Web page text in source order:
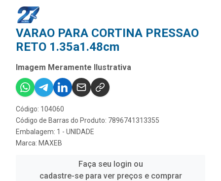
VARAO PARA CORTINA PRESSAO
RETO 1.35a1.48cm
Imagem Meramente Ilustrativa
Código: 104060
Código de Barras do Produto: 7896741313355
Embalagem: 1 - UNIDADE
Marca: MAXEB
Faça seu login ou
cadastre-se para ver preços e comprar